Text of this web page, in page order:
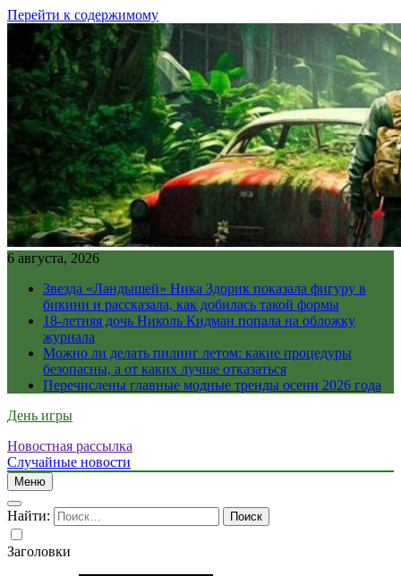
Перейти к содержимому
6 августа, 2026
Звезда «Ландышей» Ника Здорик показала фигуру в
бикини и рассказала, как добилась такой формы
18-летняя дочь Николь Кидман попала на обложку
журнала
Можно ли делать пилинг летом: какие процедуры
безопасны, а от каких лучше отказаться
Перечислены главные модные тренды осени 2026 года
День игры
Новостная рассылка
Случайные новости
Меню
Найти:
Заголовки